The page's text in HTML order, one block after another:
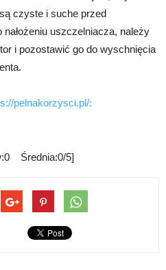
czyste i suche przed
nałożeniu uszczelniacza, należy
i pozostawić go do wyschnięcia
pelnakorzysci.pl/:
Średnia:0/5]